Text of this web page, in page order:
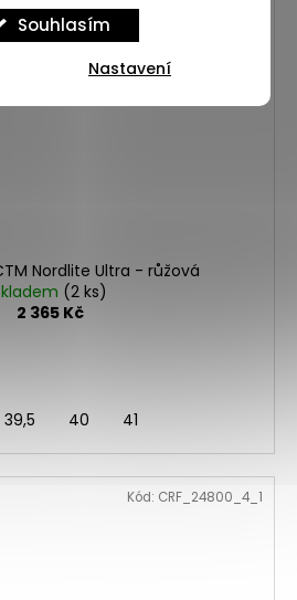
Souhlasím
Nastavení
Nordlite Ultra - růžová
(2 ks)
2 365 Kč
39,5 40 41
Kód: CRF_24800_4_1